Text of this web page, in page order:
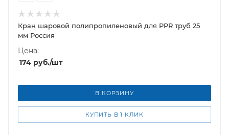
Кран шаровой полипропиленовый для PPR труб 25
мм Россия
Цена:
174 руб./шт
В КОРЗИНУ
КУПИТЬ В 1 КЛИК